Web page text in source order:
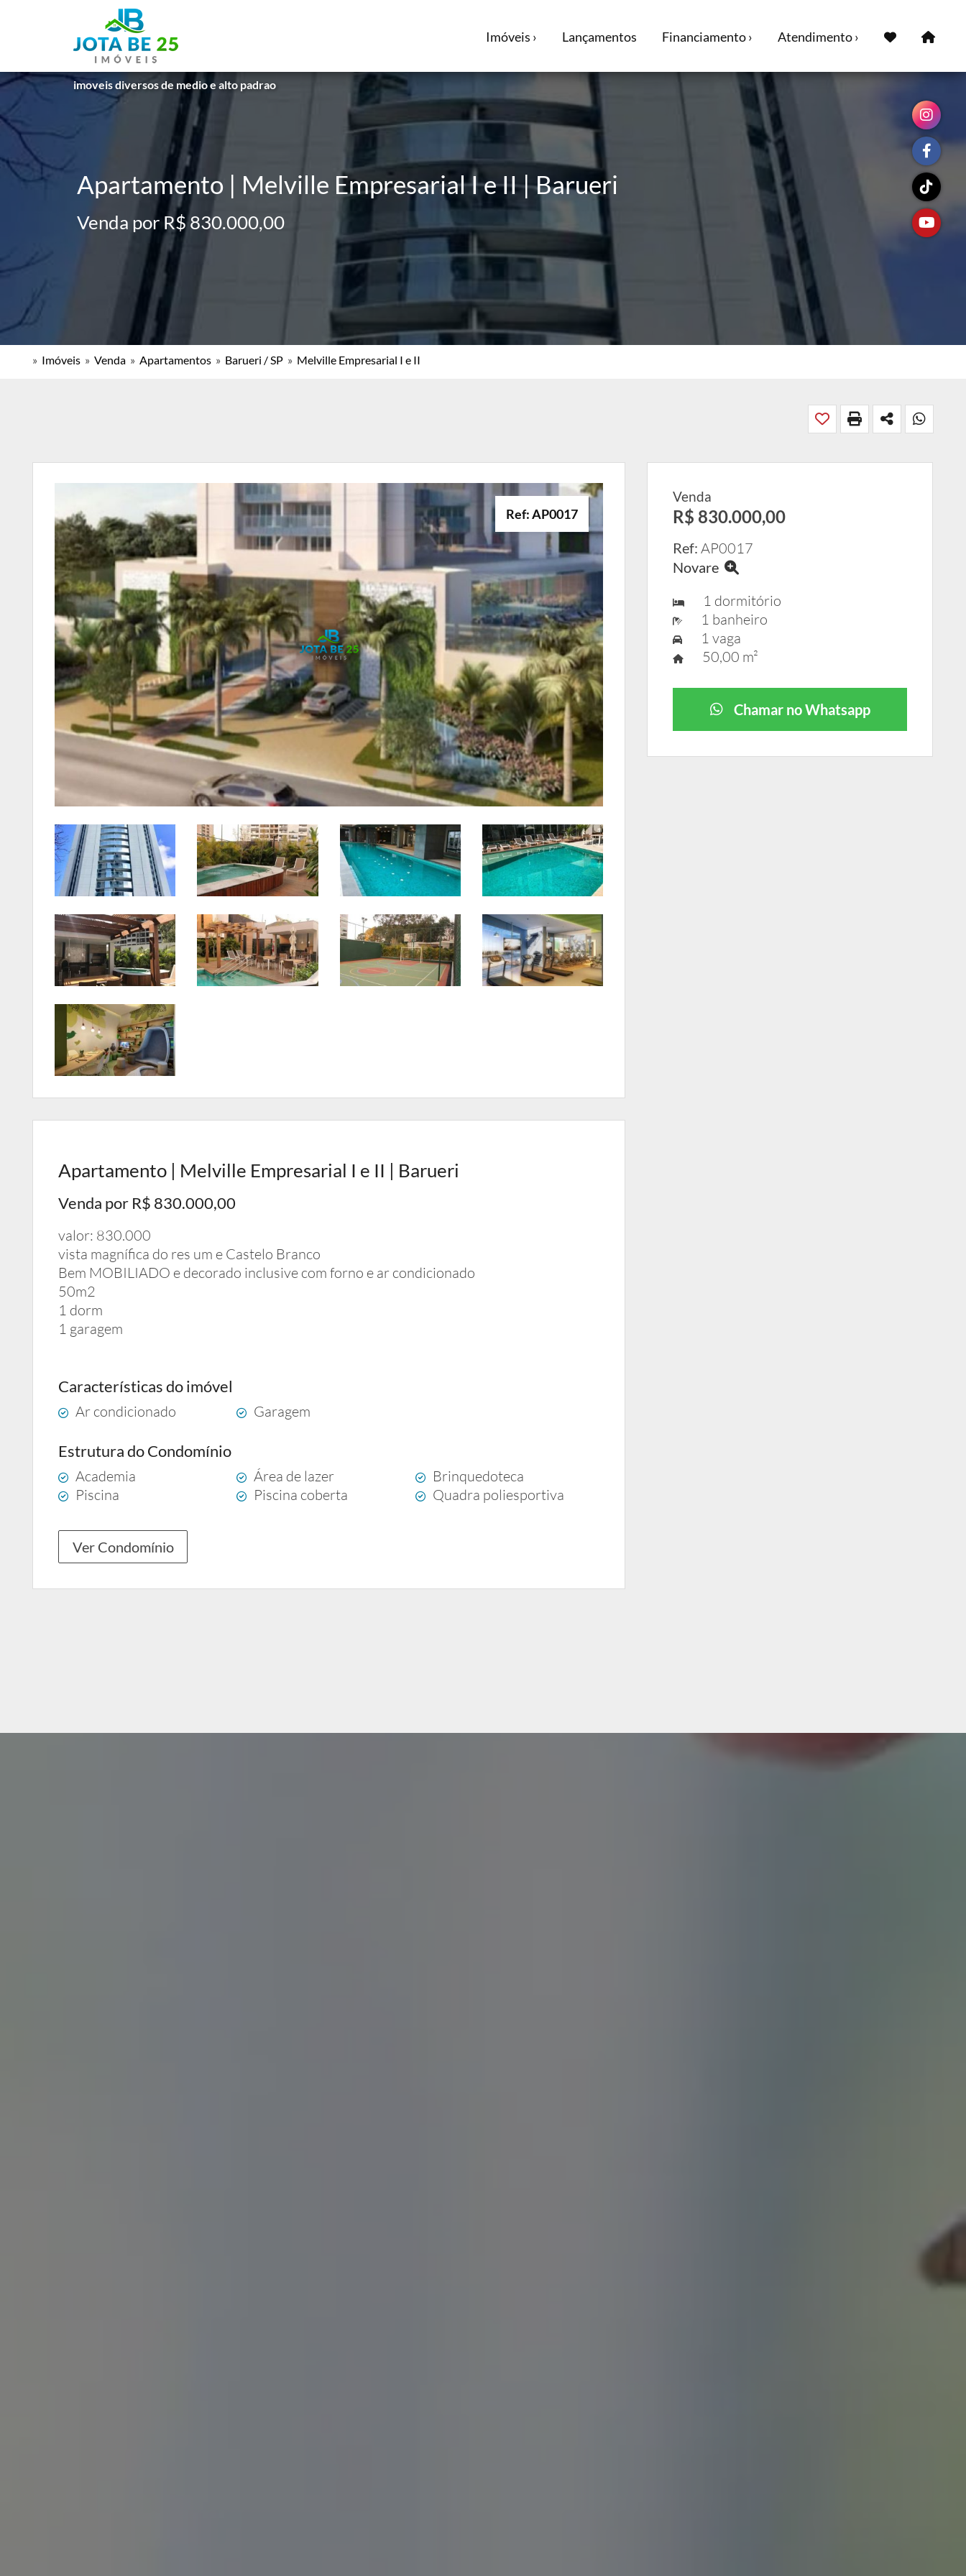
imoveis diversos de medio e alto padrao
Imóveis › Lançamentos Financiamento › Atendimento ›
Apartamento | Melville Empresarial I e II | Barueri
Venda por R$ 830.000,00
» Imóveis » Venda » Apartamentos » Barueri / SP » Melville Empresarial I e II
Ref: AP0017
Apartamento | Melville Empresarial I e II | Barueri
Venda por R$ 830.000,00
valor: 830.000
vista magnífica do res um e Castelo Branco
Bem MOBILIADO e decorado inclusive com forno e ar condicionado
50m2
1 dorm
1 garagem
Características do imóvel
Ar condicionado Garagem
Estrutura do Condomínio
Academia Área de lazer
Brinquedoteca
Piscina
Piscina coberta Quadra poliesportiva
Ver Condomínio
Venda
R$ 830.000,00
Ref: AP0017
Novare
1 dormitório
1 banheiro
1 vaga
50,00 m²
Chamar no Whatsapp